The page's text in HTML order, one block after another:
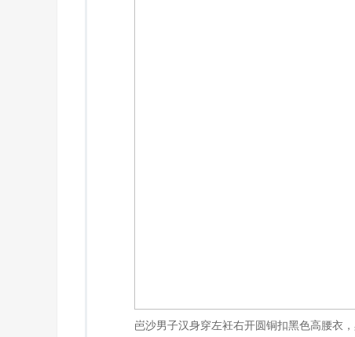
岜沙男子汉身穿左衽右开圆铜扣黑色高腰衣